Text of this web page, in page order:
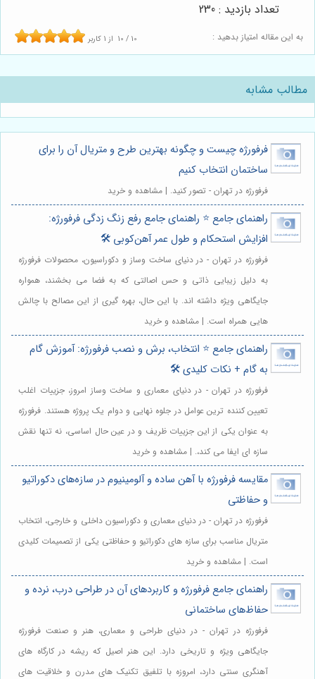
به این مقاله امتیاز بدهید : 10 / 10 از 1 کاربر
تعداد بازدید : 230
مطالب مشابه
فرفورژه چیست و چگونه بهترین طرح و متریال آن را برای
ساختمان انتخاب کنیم
فرفورژه در تهران - تصور کنید. | مشاهده و خرید
راهنمای جامع ⭐️ راهنمای جامع رفع زنگ زدگی فرفورژه:
افزایش استحکام و طول عمر آهن‌کوبی 🛠️
فرفورژه در تهران - در دنیای ساخت وساز و دکوراسیون، محصولات فرفورژه
به دلیل زیبایی ذاتی و حس اصالتی که به فضا می بخشند، همواره
جایگاهی ویژه داشته اند. با این حال، بهره گیری از این مصالح با چالش
هایی همراه است. | مشاهده و خرید
راهنمای جامع ⭐️ انتخاب، برش و نصب فرفورژه: آموزش گام
به گام + نکات کلیدی 🛠️
فرفورژه در تهران - در دنیای معماری و ساخت وساز امروز، جزییات اغلب
تعیین کننده ترین عوامل در جلوه نهایی و دوام یک پروژه هستند. فرفورژه
به عنوان یکی از این جزییات ظریف و در عین حال اساسی، نه تنها نقش
سازه ای ایفا می کند،. | مشاهده و خرید
مقایسه فرفورژه با آهن ساده و آلومینیوم در سازه‌های دکوراتیو
و حفاظتی
فرفورژه در تهران - در دنیای معماری و دکوراسیون داخلی و خارجی، انتخاب
متریال مناسب برای سازه های دکوراتیو و حفاظتی یکی از تصمیمات کلیدی
است. | مشاهده و خرید
راهنمای جامع فرفورژه و کاربردهای آن در طراحی درب، نرده و
حفاظ‌های ساختمانی
فرفورژه در تهران - در دنیای طراحی و معماری، هنر و صنعت فرفورژه
جایگاهی ویژه و تاریخی دارد. این هنر اصیل که ریشه در کارگاه های
آهنگری سنتی دارد، امروزه با تلفیق تکنیک های مدرن و خلاقیت های